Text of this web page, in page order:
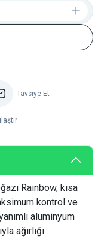
Tavsiye Et
Rainbow, kısa
kontrol ve
alüminyum
ağırlığı